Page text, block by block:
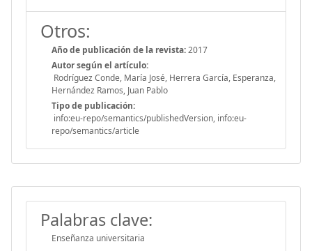
Otros:
Año de publicación de la revista:2017
Autor según el artículo:
Rodríguez Conde, María José, Herrera García, Esperanza,
Hernández Ramos, Juan Pablo
Tipo de publicación:
info:eu-repo/semantics/publishedVersion, info:eu-
repo/semantics/article
Palabras clave:
Enseñanza universitaria